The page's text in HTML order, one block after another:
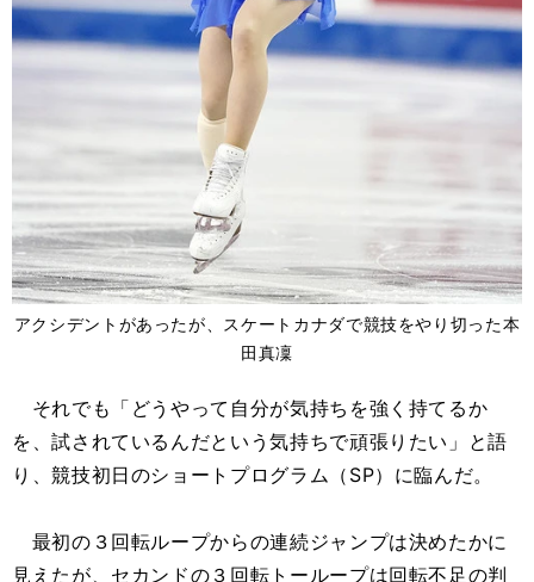
アクシデントがあったが、スケートカナダで競技をやり切った本
田真凜
それでも「どうやって自分が気持ちを強く持てるか
を、試されているんだという気持ちで頑張りたい」と語
り、競技初日のショートプログラム（SP）に臨んだ。
最初の３回転ループからの連続ジャンプは決めたかに
見えたが、セカンドの３回転トーループは回転不足の判